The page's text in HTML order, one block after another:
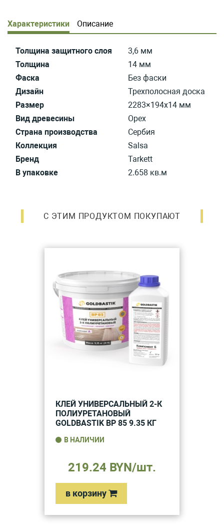
Характеристики Описание
Толщина защитного слоя
3,6 мм
Толщина
14 мм
Фаска
Без фаски
Дизайн
Трехполосная доска
Размер
2283×194х14 мм
Вид древесины
Орех
Страна производства
Сербия
Коллекция
Salsa
Бренд
Tarkett
В упаковке
2.658 кв.м
С ЭТИМ ПРОДУКТОМ ПОКУПАЮТ
КЛЕЙ УНИВЕРСАЛЬНЫЙ 2-К
ПОЛИУРЕТАНОВЫЙ
GOLDBASTIK BP 85 9.35 КГ
В НАЛИЧИИ
219.24 BYN/шт.
в корзину